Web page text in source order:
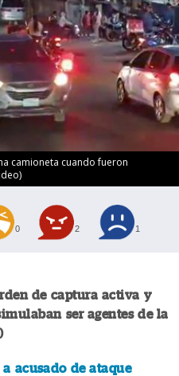
camioneta cuando fueron
0 2 1
de captura activa y
ser agentes de la
a acusado de ataque